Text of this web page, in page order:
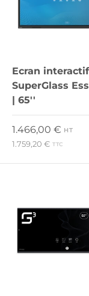
Ecran interactif
SuperGlass
| 65''
Prix habituel
1.466,00 € HT
1.759,20 € TTC